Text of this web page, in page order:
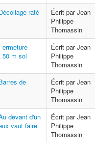
raté
Écrit par Jean
Philippe
Thomassin
50 m sol
Écrit par Jean
Philippe
Thomassin
de
Écrit par Jean
Philippe
Thomassin
devant d'un
vaut faire
Écrit par Jean
Philippe
Thomassin